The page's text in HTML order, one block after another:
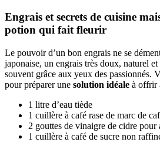
Engrais et secrets de cuisine
potion qui fait fleurir
Le pouvoir d’un bon engrais ne se
japonaise, un engrais très doux, naturel
souvent grâce aux yeux des passionnés.
pour préparer une solution idéale à offrir
1 litre d’eau tiède
1 cuillère à café rase de marc de
2 gouttes de vinaigre de cidre
1 cuillère à café de sucre non